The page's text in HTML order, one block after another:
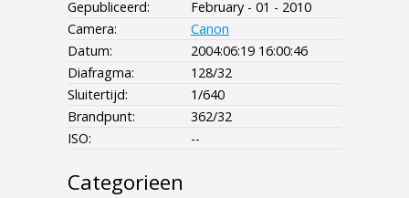
Gepubliceerd:
February - 01 - 2010
Camera:
Canon
Datum:
2004:06:19 16:00:46
Diafragma:
128/32
Sluitertijd:
1/640
Brandpunt:
362/32
ISO:
--
Categorieen